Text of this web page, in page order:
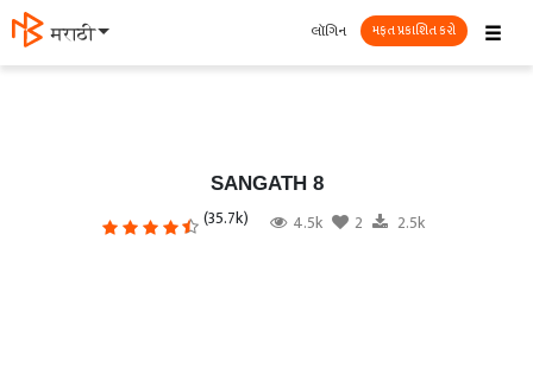
मराठी ☰
લૉગિન મફત પ્રકાશિત કરો
SANGATH 8
(35.7k) 4.5k 2 2.5k